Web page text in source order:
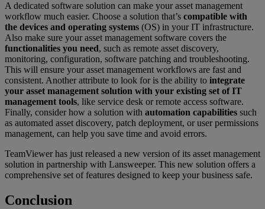
A dedicated software solution can make your asset management
workflow much easier. Choose a solution that’s compatible with
the devices and operating systems (OS) in your IT infrastructure.
Also make sure your asset management software covers the
functionalities you need, such as remote asset discovery,
monitoring, configuration, software patching and troubleshooting.
This will ensure your asset management workflows are fast and
consistent. Another attribute to look for is the ability to integrate
your asset management solution with your existing set of IT
management tools, like service desk or remote access software.
Finally, consider how a solution with automation capabilities such
as automated asset discovery, patch deployment, or user permissions
management, can help you save time and avoid errors.
TeamViewer has just released a new version of its asset management
solution in partnership with Lansweeper. This new solution offers a
comprehensive set of features designed to keep your business safe.
Conclusion